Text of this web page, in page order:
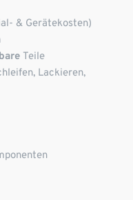
& Gerätekosten)
Teile
Lackieren,